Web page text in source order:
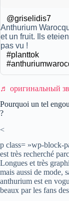
@griselidis7
Anthurium
et un fruit. Ils
pas vu !
#planttok
♬ оригинальный
Pourquoi un tel
?
<
p class= »wp-block-
est très recherché
Longues et très
mais aussi de mode,
anthurium est en
beaux par les fans